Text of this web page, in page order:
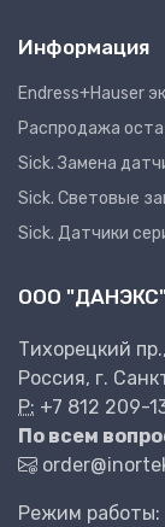
Информация
Endress+Hauser
Распродажа
Sick. Замена
Sick. Световые
Sick. Датчики
ООО
Тихорецкий
Россия, г.
P: +7 812 209-
По всем
Режим работы: